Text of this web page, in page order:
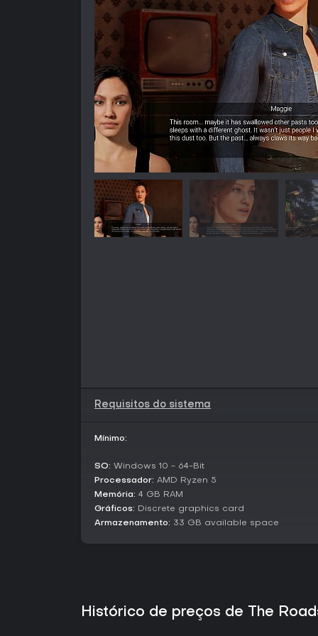
Requisitos do sistema
Mínimo:
SO: Windows 10 - 64-Bit
Processador: AMD Ryzen 5
Memória: 4 GB RAM
Gráficos: Discrete graphics card
Armazenamento: 33 GB available space
Histórico de preços de The